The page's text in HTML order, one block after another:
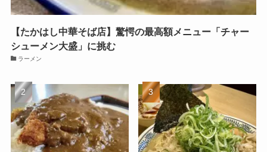
【たかはし中華そば店】驚愕の最高額メニュー「チャー
シューメン大盛」に挑む
ラーメン